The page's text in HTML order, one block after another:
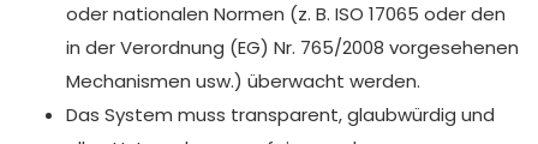
oder nationalen Normen (z. B. ISO 17065 oder den
in der Verordnung (EG) Nr. 765/2008 vorgesehenen
Mechanismen usw.) überwacht werden.
Das System muss transparent, glaubwürdig und